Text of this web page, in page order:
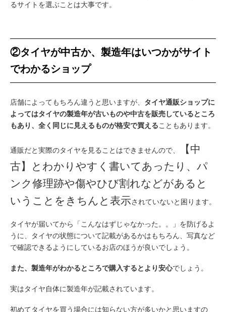
るサイトを選ぶことは大事です。
②タイヤが中古か、製造年はいつかがサイト
でわかるショップ
店舗によってもちろん違うと思いますが、 タイヤ通販ショップに
よってはタイヤの製造年が古いものや中古を販売しているところ
もあり、全く同じに見えるものが格安で買えることもあります。
通販だと実際のタイヤを見ることはできませんので、
【中
古】とわかりやすく書いてあったり、パ
ンク修理跡や傷やひび割れなどがあると
いうことをきちんと表示されていないと困ります。
タイヤが届いてから「こんなはずじゃなかった。。」を防げるよ
うに、タイヤの状態について記載があるかはもちろん、写真など
で確認できるようにしているお店のほうが良いでしょう。
また、製造年がわかるところで購入するとより安心でしょう。
実はタイヤ自体に製造年が記載されています。
初めてタイヤを買う場合には知らない方が多いかと思いますの